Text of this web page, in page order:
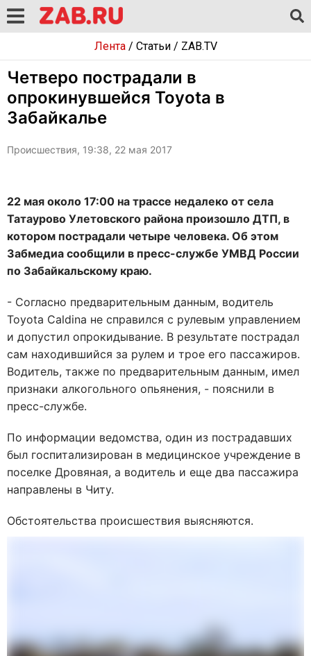
Лента/ Статьи/ ZAB.TV
Четверо пострадали в
опрокинувшейся Toyota в
Забайкалье
Происшествия, 19:38, 22 мая 2017
22 мая около 17:00 на трассе недалеко от села
Татаурово Улетовского района произошло ДТП, в
котором пострадали четыре человека. Об этом
Забмедиа сообщили в пресс-службе УМВД России
по Забайкальскому краю.
- Согласно предварительным данным, водитель
Toyota Caldina не справился с рулевым управлением
и допустил опрокидывание. В результате пострадал
сам находившийся за рулем и трое его пассажиров.
Водитель, также по предварительным данным, имел
признаки алкогольного опьянения, - пояснили в
пресс-службе.
По информации ведомства, один из пострадавших
был госпитализирован в медицинское учреждение в
поселке Дровяная, а водитель и еще два пассажира
направлены в Читу.
Обстоятельства происшествия выясняются.